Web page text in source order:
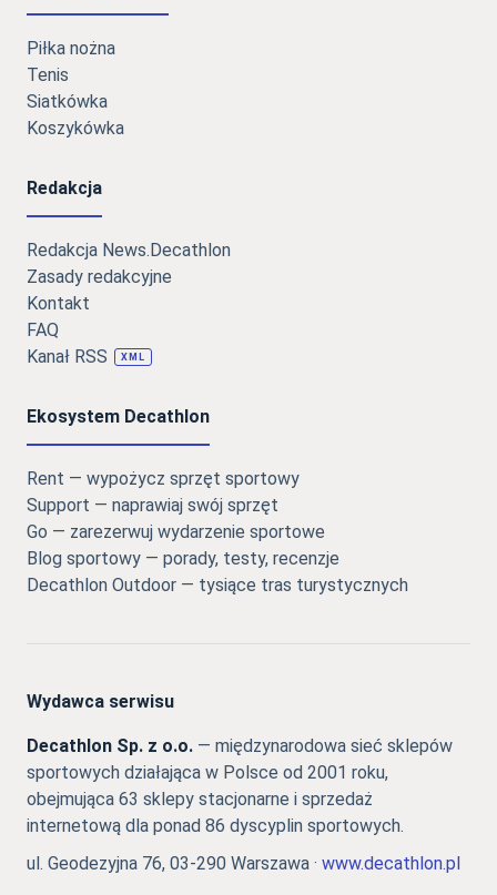
Piłka nożna
Tenis
Siatkówka
Koszykówka
Redakcja
Redakcja News.Decathlon
Zasady redakcyjne
Kontakt
FAQ
Kanał RSS
XML
Ekosystem Decathlon
Rent — wypożycz sprzęt sportowy
Support — naprawiaj swój sprzęt
Go — zarezerwuj wydarzenie sportowe
Blog sportowy — porady, testy, recenzje
Decathlon Outdoor — tysiące tras turystycznych
Wydawca serwisu
Decathlon Sp. z o.o. — międzynarodowa sieć sklepów
sportowych działająca w Polsce od 2001 roku,
obejmująca 63 sklepy stacjonarne i sprzedaż
internetową dla ponad 86 dyscyplin sportowych.
ul. Geodezyjna 76, 03-290 Warszawa · www.decathlon.pl